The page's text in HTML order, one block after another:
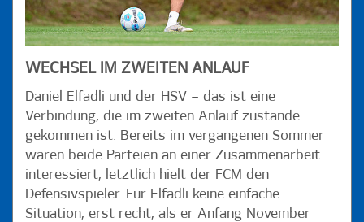
WECHSEL IM ZWEITEN ANLAUF
Daniel Elfadli und der HSV – das ist eine
Verbindung, die im zweiten Anlauf zustande
gekommen ist. Bereits im vergangenen Sommer
waren beide Parteien an einer Zusammenarbeit
interessiert, letztlich hielt der FCM den
Defensivspieler. Für Elfadli keine einfache
Situation, erst recht, als er Anfang November